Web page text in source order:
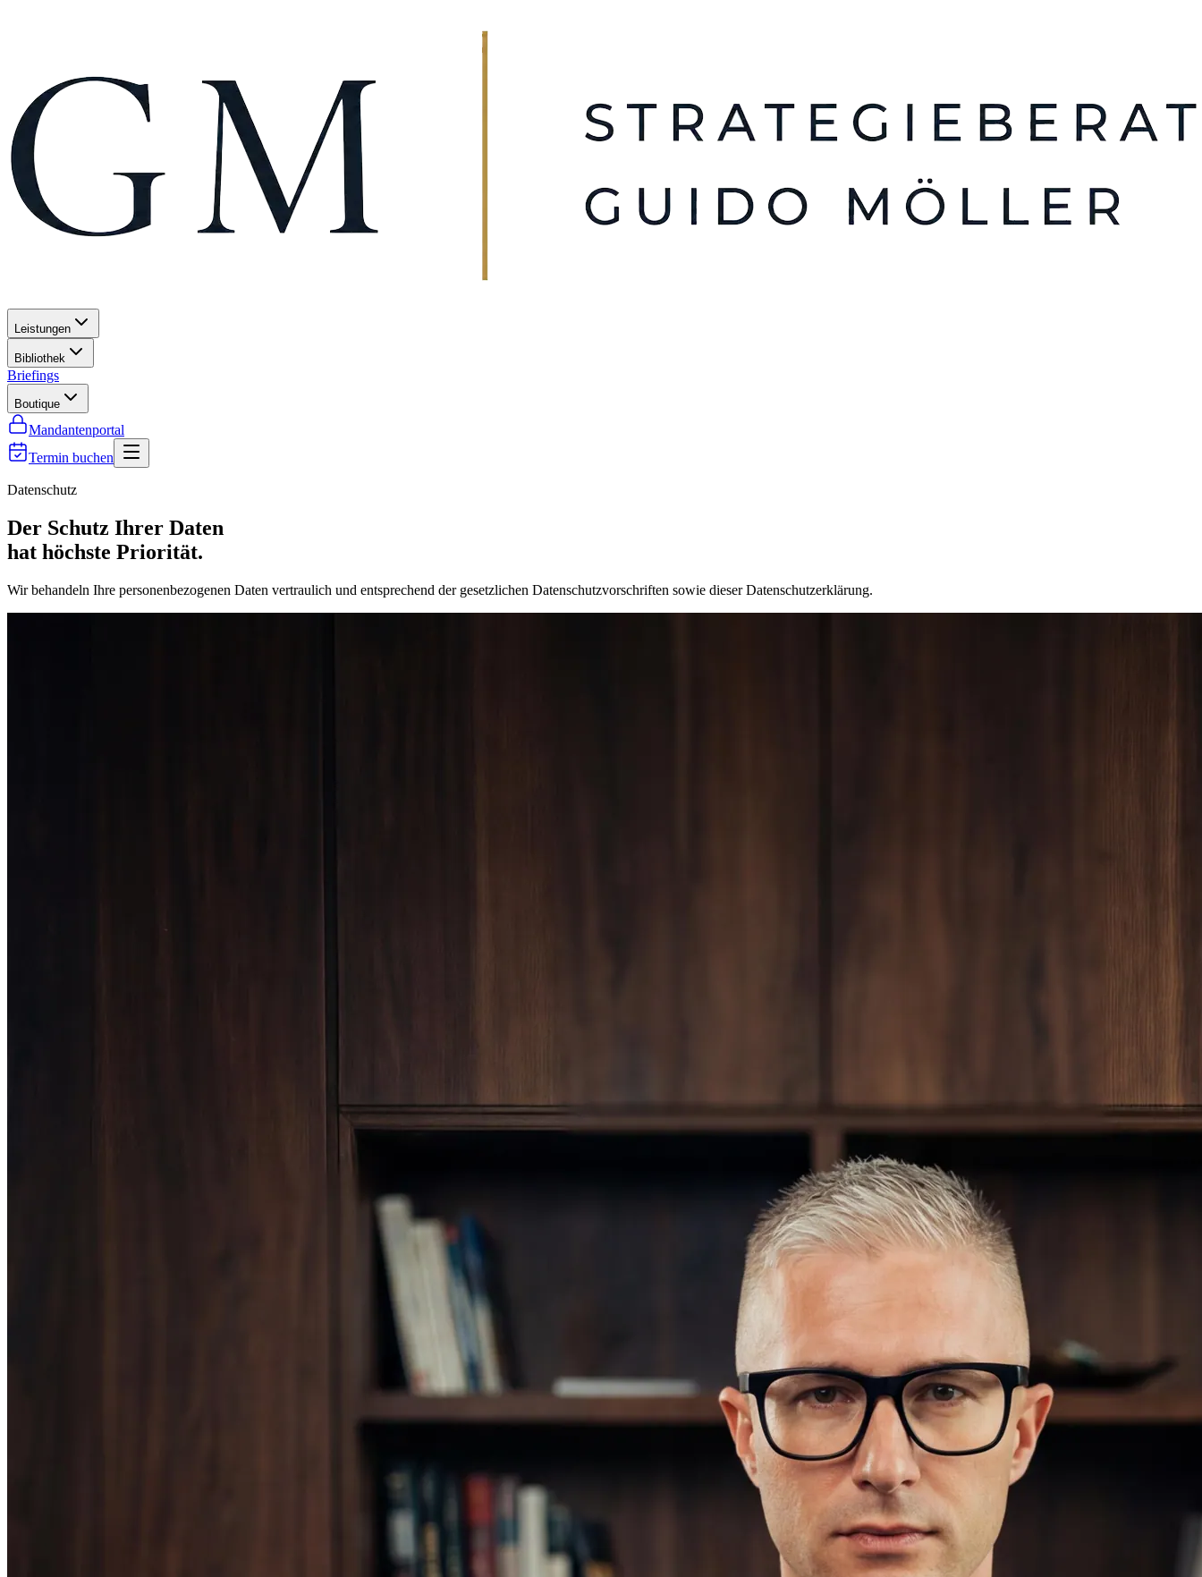
Leistungen
Bibliothek
Briefings
Boutique
Mandantenportal
Termin buchen
Datenschutz
Der Schutz Ihrer Daten
hat höchste Priorität.
Wir behandeln Ihre personenbezogenen Daten vertraulich und entsprechend der gesetzlichen Datenschutzvorschriften sowie dieser Datenschutzerklärung.